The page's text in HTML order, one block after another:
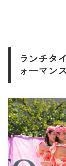
ランチタ
ォーマン